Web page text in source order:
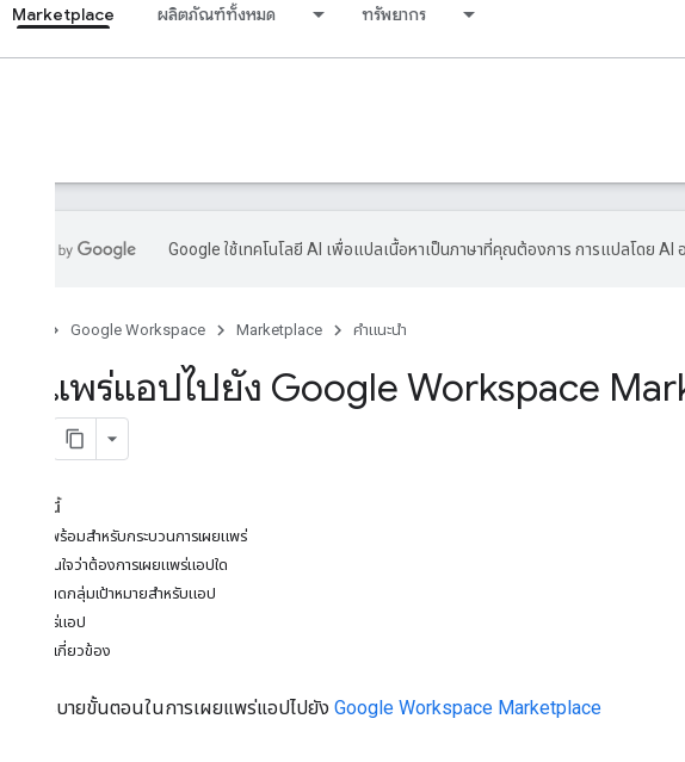
Marketplace ผลิตภัณฑ์ทั้งหมด ทรัพยากร
Google ใช้เทคโนโลยี AI เพื่อแปลเนื้อหาเป็นภาษาที่คุณต้องการ การแปลโดย AI
Google Workspace Marketplace คำแนะนำ
เผยแพร่แอปไปยัง Google Workspace
ในหน้านี้
เตรียมพร้อมสำหรับกระบวนการเผยแพร่
ตัดสินใจว่าต้องการเผยแพร่แอปใด
กำหนดกลุ่มเป้าหมายสำหรับแอป
เผยแพร่แอป
หัวข้อที่เกี่ยวข้อง
หน้านี้อธิบายขั้นตอนในการเผยแพร่แอปไปยัง Google Workspace Marketplace